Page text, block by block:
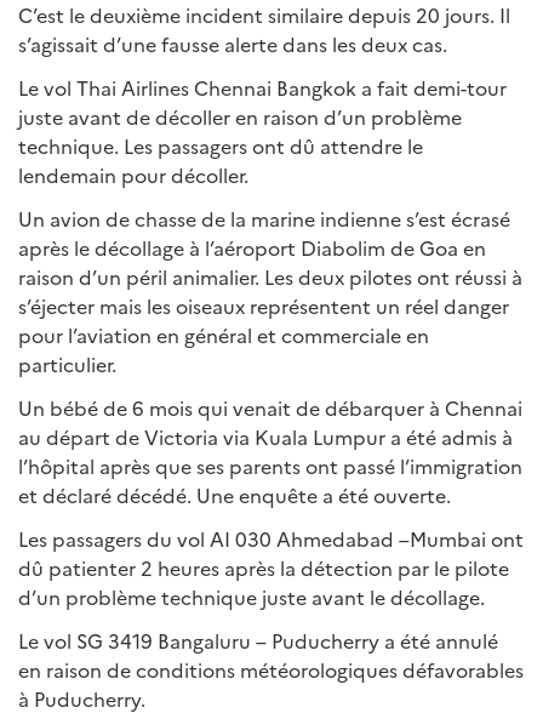
C’est le deuxième incident similaire depuis 20 jours. Il
s’agissait d’une fausse alerte dans les deux cas.
Le vol Thai Airlines Chennai Bangkok a fait demi-tour
juste avant de décoller en raison d’un problème
technique. Les passagers ont dû attendre le
lendemain pour décoller.
Un avion de chasse de la marine indienne s’est écrasé
après le décollage à l’aéroport Diabolim de Goa en
raison d’un péril animalier. Les deux pilotes ont réussi à
s’éjecter mais les oiseaux représentent un réel danger
pour l’aviation en général et commerciale en
particulier.
Un bébé de 6 mois qui venait de débarquer à Chennai
au départ de Victoria via Kuala Lumpur a été admis à
l’hôpital après que ses parents ont passé l’immigration
et déclaré décédé. Une enquête a été ouverte.
Les passagers du vol AI 030 Ahmedabad –Mumbai ont
dû patienter 2 heures après la détection par le pilote
d’un problème technique juste avant le décollage.
Le vol SG 3419 Bangaluru – Puducherry a été annulé
en raison de conditions météorologiques défavorables
à Puducherry.